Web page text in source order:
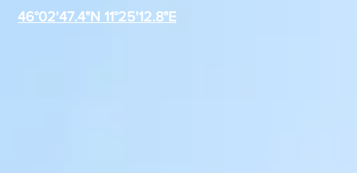
46°02'47.4"N 11°25'12.8"E